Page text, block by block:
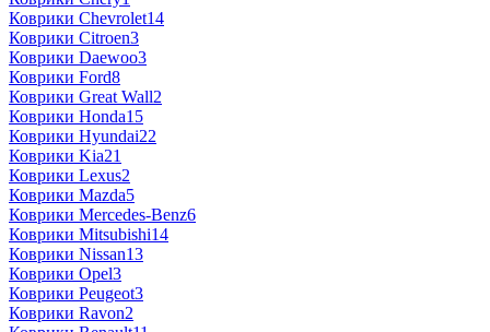
Коврики Chevrolet14
Коврики Citroen3
Коврики Daewoo3
Коврики Ford8
Коврики Great Wall2
Коврики Honda15
Коврики Hyundai22
Коврики Kia21
Коврики Lexus2
Коврики Mazda5
Коврики Mercedes-Benz6
Коврики Mitsubishi14
Коврики Nissan13
Коврики Opel3
Коврики Peugeot3
Коврики Ravon2